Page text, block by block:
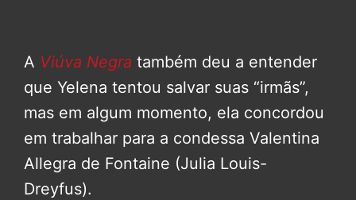
A Viúva Negra também deu a entender
que Yelena tentou salvar suas “irmãs”,
mas em algum momento, ela concordou
em trabalhar para a condessa Valentina
Allegra de Fontaine (Julia Louis-
Dreyfus).